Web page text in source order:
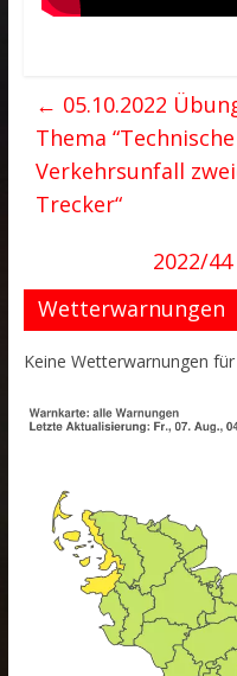
← 05.10.2022
Thema
Verkehrsunfall
Trecker“
2022/
Wetterwarnungen
Keine Wetterwarnungen